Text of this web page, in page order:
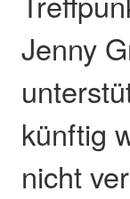
Jenny
künftig
nicht